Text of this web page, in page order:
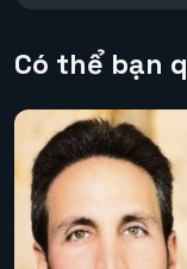
Có thể bạn